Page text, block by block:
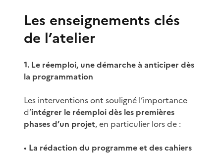
Les enseignements clés
de l’atelier
1. Le réemploi, une démarche à anticiper dès
la programmation
Les interventions ont souligné l’importance
d’intégrer le réemploi dès les premières
phases d’un projet, en particulier lors de :
• La rédaction du programme et des cahiers